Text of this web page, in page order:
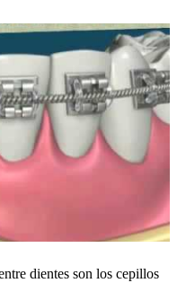
dientes son los cepillos